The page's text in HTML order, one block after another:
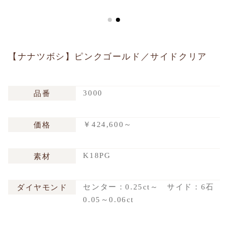
【ナナツボシ】ピンクゴールド／サイドクリア
品番 3000
価格 ￥424,600～
素材 K18PG
ダイヤモンド
センター：0.25ct～ サイド：6石
0.05～0.06ct